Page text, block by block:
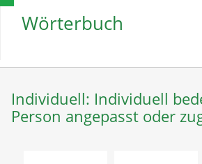
Wörterbuch
Individuell: Individuell
Person angepasst oder